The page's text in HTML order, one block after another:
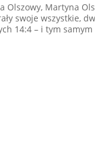
Olszowy, Martyna
swoje wszystkie,
14:4 – i tym